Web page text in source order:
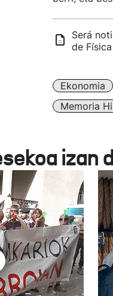
Será
de Física
Ekonomia
Memoria
izan